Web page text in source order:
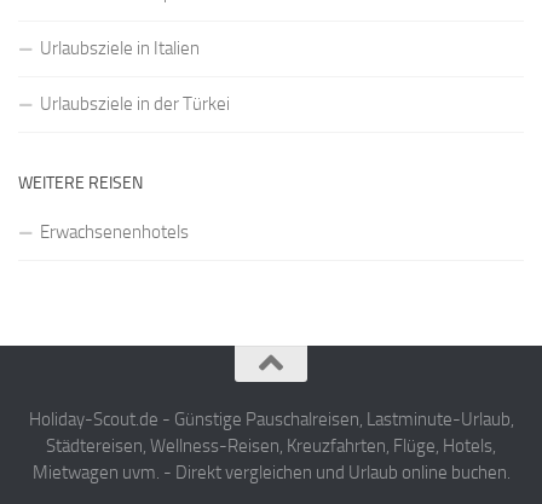
Urlaubsziele in Italien
Urlaubsziele in der Türkei
WEITERE REISEN
Erwachsenenhotels
Holiday-Scout.de - Günstige Pauschalreisen, Lastminute-Urlaub,
Städtereisen, Wellness-Reisen, Kreuzfahrten, Flüge, Hotels,
Mietwagen uvm. - Direkt vergleichen und Urlaub online buchen.